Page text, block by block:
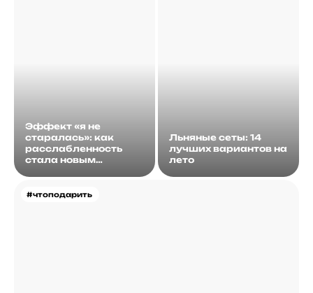
Эффект «я не
старалась»: как
расслабленность
стала новым
#чтоподарить
Льняные сеты: 14
лучших вариантов на
лето